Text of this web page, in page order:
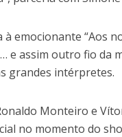
emocionante “Aos
e assim outro fio da
grandes intérpretes.
Monteiro e
no momento do